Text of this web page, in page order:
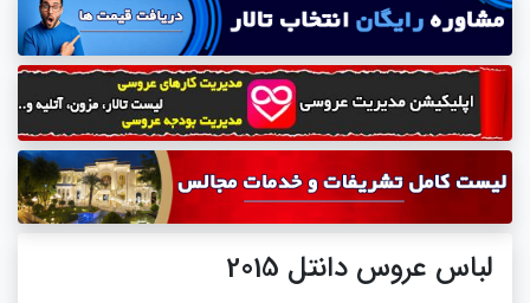
لباس عروس دانتل 2015